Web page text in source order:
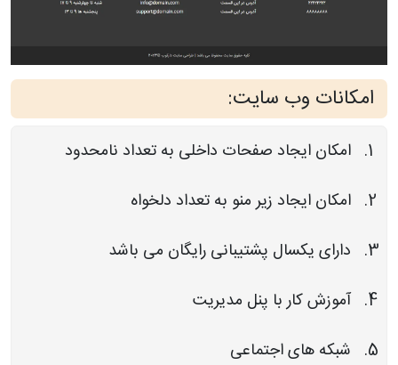
امکانات وب سایت:
امکان ایجاد صفحات داخلی به تعداد نامحدود
امکان ایجاد زیر منو به تعداد دلخواه
دارای یکسال پشتیبانی رایگان می باشد
آموزش کار با پنل مدیریت
شبکه های اجتماعی